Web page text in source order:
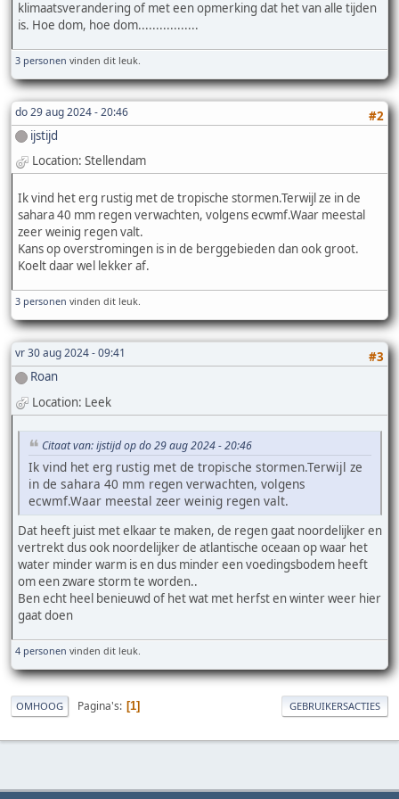
klimaatsverandering of met een opmerking dat het van alle tijden
is. Hoe dom, hoe dom.................
3 personen vinden dit leuk.
do 29 aug 2024 - 20:46
#2
ijstijd
Location: Stellendam
Ik vind het erg rustig met de tropische stormen.Terwijl ze in de
sahara 40 mm regen verwachten, volgens ecwmf.Waar meestal
zeer weinig regen valt.
Kans op overstromingen is in de berggebieden dan ook groot.
Koelt daar wel lekker af.
3 personen vinden dit leuk.
vr 30 aug 2024 - 09:41
#3
Roan
Location: Leek
Citaat van: ijstijd op do 29 aug 2024 - 20:46
Ik vind het erg rustig met de tropische stormen.Terwijl ze
in de sahara 40 mm regen verwachten, volgens
ecwmf.Waar meestal zeer weinig regen valt.
Dat heeft juist met elkaar te maken, de regen gaat noordelijker en
vertrekt dus ook noordelijker de atlantische oceaan op waar het
water minder warm is en dus minder een voedingsbodem heeft
om een zware storm te worden..
Ben echt heel benieuwd of het wat met herfst en winter weer hier
gaat doen
4 personen vinden dit leuk.
OMHOOG Pagina's 1 GEBRUIKERSACTIES